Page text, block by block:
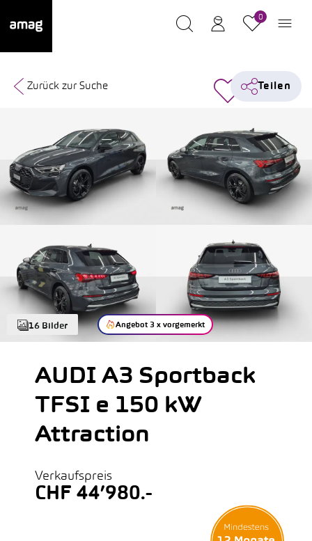
0
16 Bilder Angebot 3 x vorgemerkt
Zurück zur Suche Teilen
AUDI A3 Sportback
TFSI e 150 kW
Attraction
Verkaufspreis
CHF 44’980.-